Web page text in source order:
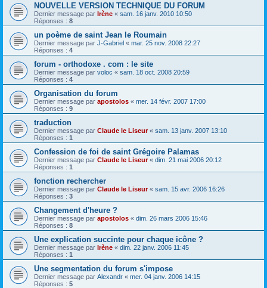
NOUVELLE VERSION TECHNIQUE DU FORUM
Dernier message par Irène « sam. 16 janv. 2010 10:50
Réponses : 8
un poème de saint Jean le Roumain
Dernier message par J-Gabriel « mar. 25 nov. 2008 22:27
Réponses : 4
forum - orthodoxe . com : le site
Dernier message par voloc « sam. 18 oct. 2008 20:59
Réponses : 4
Organisation du forum
Dernier message par apostolos « mer. 14 févr. 2007 17:00
Réponses : 9
traduction
Dernier message par Claude le Liseur« sam. 13 janv. 2007 13:10
Réponses : 1
Confession de foi de saint Grégoire Palamas
Dernier message par Claude le Liseur« dim. 21 mai 2006 20:12
Réponses : 1
fonction rechercher
Dernier message par Claude le Liseur« sam. 15 avr. 2006 16:26
Réponses : 3
Changement d'heure ?
Dernier message par apostolos « dim. 26 mars 2006 15:46
Réponses : 8
Une explication succinte pour chaque icône ?
Dernier message par Irène « dim. 22 janv. 2006 11:45
Réponses : 1
Une segmentation du forum s'impose
Dernier message par Alexandr « mer. 04 janv. 2006 14:15
Réponses : 5